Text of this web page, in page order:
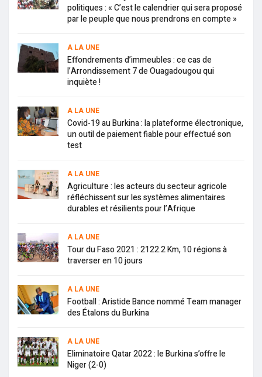
politiques : « C’est le calendrier qui sera proposé
par le peuple que nous prendrons en compte »
A LA UNE
Effondrements d’immeubles : ce cas de
l’Arrondissement 7 de Ouagadougou qui
inquiète !
A LA UNE
Covid-19 au Burkina : la plateforme électronique,
un outil de paiement fiable pour effectué son
test
A LA UNE
Agriculture : les acteurs du secteur agricole
réfléchissent sur les systèmes alimentaires
durables et résilients pour l’Afrique
A LA UNE
Tour du Faso 2021 : 2122.2 Km, 10 régions à
traverser en 10 jours
A LA UNE
Football : Aristide Bance nommé Team manager
des Étalons du Burkina
A LA UNE
Eliminatoire Qatar 2022 : le Burkina s’offre le
Niger (2-0)